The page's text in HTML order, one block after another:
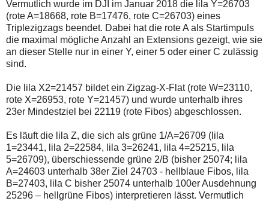
Vermutlich wurde im DJI im Januar 2018 die lila Y=26703
(rote A=18668, rote B=17476, rote C=26703) eines
Triplezigzags beendet. Dabei hat die rote A als Startimpuls
die maximal mögliche Anzahl an Extensions gezeigt, wie sie
an dieser Stelle nur in einer Y, einer 5 oder einer C zulässig
sind.
Die lila X2=21457 bildet ein Zigzag-X-Flat (rote W=23110,
rote X=26953, rote Y=21457) und wurde unterhalb ihres
23er Mindestziel bei 22119 (rote Fibos) abgeschlossen.
Es läuft die lila Z, die sich als grüne 1/A=26709 (lila
1=23441, lila 2=22584, lila 3=26241, lila 4=25215, lila
5=26709), überschiessende grüne 2/B (bisher 25074; lila
A=24603 unterhalb 38er Ziel 24703 - hellblaue Fibos, lila
B=27403, lila C bisher 25074 unterhalb 100er Ausdehnung
25296 – hellgrüne Fibos) interpretieren lässt. Vermutlich